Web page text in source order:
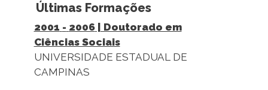
Últimas Formações
2001 - 2006| Doutorado em
Ciências Sociais
UNIVERSIDADE ESTADUAL DE
CAMPINAS